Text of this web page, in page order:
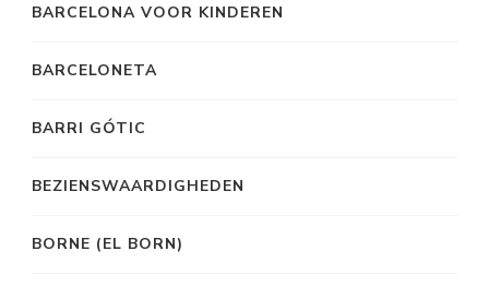
BARCELONA VOOR KINDEREN
BARCELONETA
BARRI GÓTIC
BEZIENSWAARDIGHEDEN
BORNE (EL BORN)